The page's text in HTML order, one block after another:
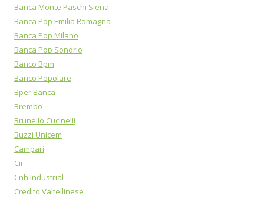
Banca Monte Paschi Siena
Banca Pop Emilia Romagna
Banca Pop Milano
Banca Pop Sondrio
Banco Bpm
Banco Popolare
Bper Banca
Brembo
Brunello Cucinelli
Buzzi Unicem
Campari
Cir
Cnh Industrial
Credito Valtellinese